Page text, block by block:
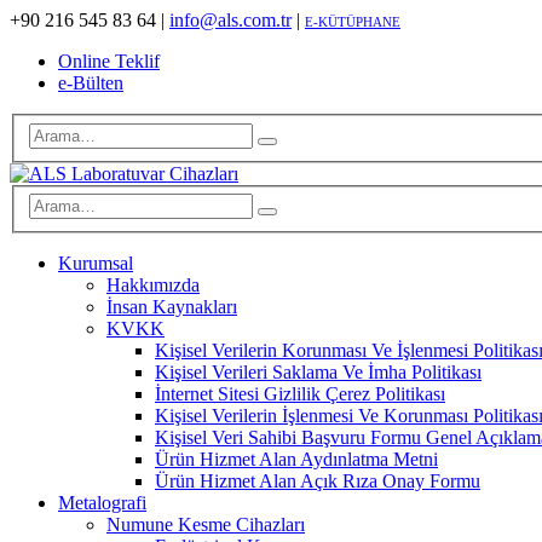
+90 216 545 83 64 | info@als.com.tr| E-KÜTÜPHANE
Online Teklif
e-Bülten
Kurumsal
Hakkımızda
İnsan Kaynakları
KVKK
Kişisel Verilerin Korunması Ve İşlenmesi Politikası
Kişisel Verileri Saklama Ve İmha Politikası
İnternet Sitesi Gizlilik Çerez Politikası
Kişisel Verilerin İşlenmesi Ve Korunması Politikası
Kişisel Veri Sahibi Başvuru Formu Genel
Ürün Hizmet Alan Aydınlatma Metni
Ürün Hizmet Alan Açık Rıza Onay Formu
Metalografi
Numune Kesme Cihazları